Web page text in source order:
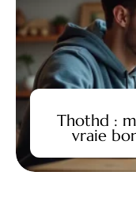
Thothd :
vraie